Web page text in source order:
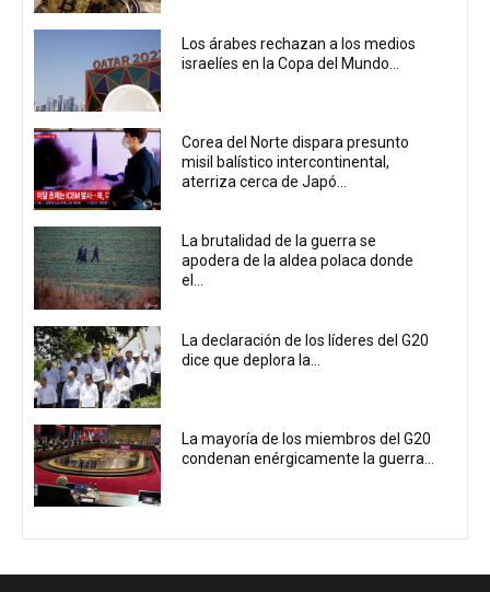
Los árabes rechazan a los medios
israelíes en la Copa del Mundo...
Corea del Norte dispara presunto
misil balístico intercontinental,
aterriza cerca de Japó...
La brutalidad de la guerra se
apodera de la aldea polaca donde
el...
La declaración de los líderes del G20
dice que deplora la...
La mayoría de los miembros del G20
condenan enérgicamente la guerra...